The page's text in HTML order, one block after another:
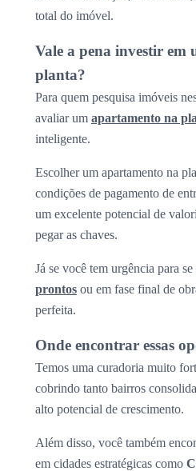
total do imóvel.
Vale a pena investir em
planta?
Para quem pesquisa imóveis
avaliar um apartamento na
inteligente.
Escolher um apartamento na
condições de pagamento de
um excelente potencial de
pegar as chaves.
Já se você tem urgência para
prontos ou em fase final de
perfeita.
Onde encontrar essas
Temos uma curadoria muito
cobrindo tanto bairros
alto potencial de crescimento.
Além disso, você também
em cidades estratégicas como